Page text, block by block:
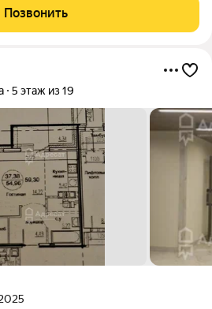
на третьем этаже кирпичной
Позвонить
5 этаж из 19